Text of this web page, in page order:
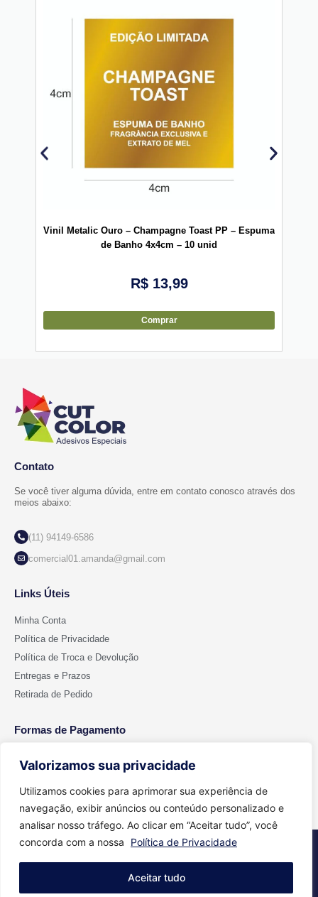
Valorizamos sua privacidade
Utilizamos cookies para aprimorar sua experiência de
navegação, exibir anúncios ou conteúdo personalizado e
analisar nosso tráfego. Ao clicar em “Aceitar tudo”, você
concorda com a nossa
Política de Privacidade
Aceitar tudo
Vinil Metalic Ouro – Champagne Toast PP – Espuma
de Banho 4x4cm – 10 unid
R$13,99
Comprar
Contato
Se você tiver alguma dúvida, entre em contato conosco através dos
meios abaixo:
(11) 94149-6586
comercial01.amanda@gmail.com
Links Úteis
Minha Conta
Política de Privacidade
Política de Troca e Devolução
Entregas e Prazos
Retirada de Pedido
Formas de Pagamento
2026 © Todos os direitos reservados - Cut Color | CNPJ 15.699.612/0001-
Feito com Agência Aritimos